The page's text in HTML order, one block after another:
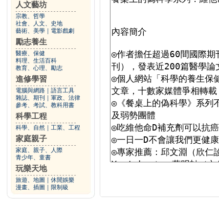
人文藝坊
宗教、哲學
社會、人文、史地
藝術、美學
電影戲劇
勵志養生
醫療、保健
料理、生活百科
教育、心理、勵志
進修學習
電腦與網路
語言工具
雜誌、期刊
軍政、法律
參考、考試、教科用書
科學工程
科學、自然 工業、工程
家庭親子
家庭、親子、人際
青少年、童書
玩樂天地
旅遊、地圖
休閒娛樂
漫畫、插圖
限制級